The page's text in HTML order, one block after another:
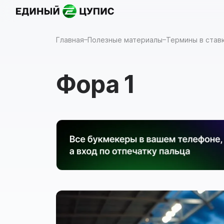
Назад
Главная Полезные материалы Термины в
Фора 1